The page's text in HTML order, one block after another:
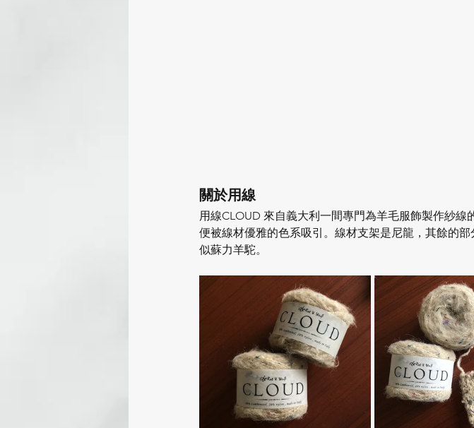
關於用線
用線CLOUD 來自義大利一間專門為羊毛服飾製作紗
便被線材優雅的色系吸引。線材支架是尼龍，其餘的
似蘇力羊駝。